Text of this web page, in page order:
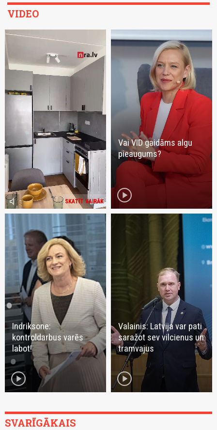
VIDEO
SKATĪT VAIRĀK
volume_mute
Vai VID gaidāms algu
pieaugums?
play_circle
Indriksone:
kontroldarbus varēs
labot!
play_circle
Valainis: Latvija var pati
saražot sev vilcienus un
tramvajus
play_circle
SVARĪGĀKAIS